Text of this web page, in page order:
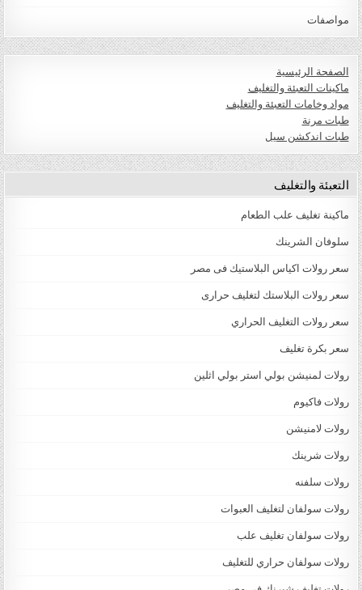
مواصفات
الصفحة الرئيسية
ماكينات التعبئة والتغليف
مواد وخامات التعبئة والتغليف
طبات مرنة
طبات اندكشن سيل
التعبئة والتغليف
ماكينة تغليف علب الطعام
سلوفان الشرينك
سعر رولات اكياس البلاستيك فى مصر
سعر رولات البلاستك لتغليف حرارى
سعر رولات التغليف الحراري
سعر بكرة تغليف
رولات لمنيشن بولي استر بولي اثلين
رولات فاكيوم
رولات لامنيشن
رولات شرينك
رولات سلفنه
رولات سولفان لتغليف العبوات
رولات سولفان تغليف علب
رولات سولفان حراري للتغليف